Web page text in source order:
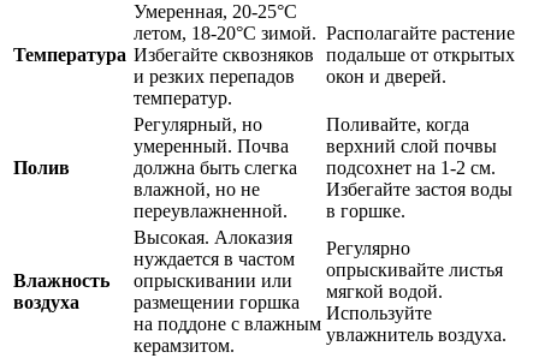
Температура
Умеренная, 20-25°C
летом, 18-20°C зимой.
Избегайте сквозняков
и резких перепадов
температур.
Располагайте растение
подальше от открытых
окон и дверей.
Полив
Регулярный, но
умеренный. Почва
должна быть слегка
влажной, но не
переувлажненной.
Поливайте, когда
верхний слой почвы
подсохнет на 1-2 см.
Избегайте застоя воды
в горшке.
Влажность
воздуха
Высокая. Алоказия
нуждается в частом
опрыскивании или
размещении горшка
на поддоне с влажным
керамзитом.
Регулярно
опрыскивайте листья
мягкой водой.
Используйте
увлажнитель воздуха.